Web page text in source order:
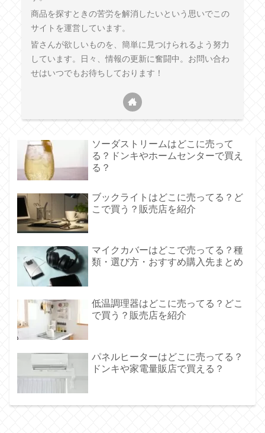
商品を探すときの苦労を解消したいという思いでこの
サイトを運営しています。
皆さんが欲しいものを、簡単に見つけられるよう努力
しています。日々、情報の更新に奮闘中。お問い合わ
せはいつでもお待ちしております！
ソーダストリームはどこに売って
る？ドンキやホームセンターで買え
る？
ブックライトはどこに売ってる？ど
こで買う？販売店を紹介
マイクカバーはどこで売ってる？種
類・選び方・おすすめ購入先まとめ
低温調理器はどこに売ってる？どこ
で買う？販売店を紹介
パネルヒーターはどこに売ってる？
ドンキや家電量販店で買える？